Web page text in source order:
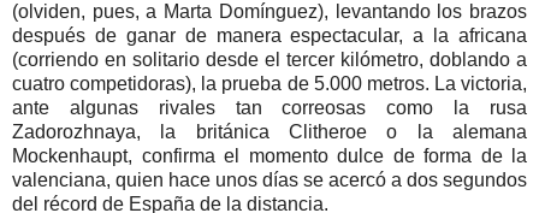
(olviden, pues, a Marta Domínguez), levantando los brazos
después de ganar de manera espectacular, a la africana
(corriendo en solitario desde el tercer kilómetro, doblando a
cuatro competidoras), la prueba de 5.000 metros. La victoria,
ante algunas rivales tan correosas como la rusa
Zadorozhnaya, la británica Clitheroe o la alemana
Mockenhaupt, confirma el momento dulce de forma de la
valenciana, quien hace unos días se acercó a dos segundos
del récord de España de la distancia.